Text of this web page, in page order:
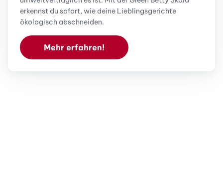
erkennst du sofort, wie deine Lieblingsgerichte
ökologisch abschneiden.
Mehr erfahren!